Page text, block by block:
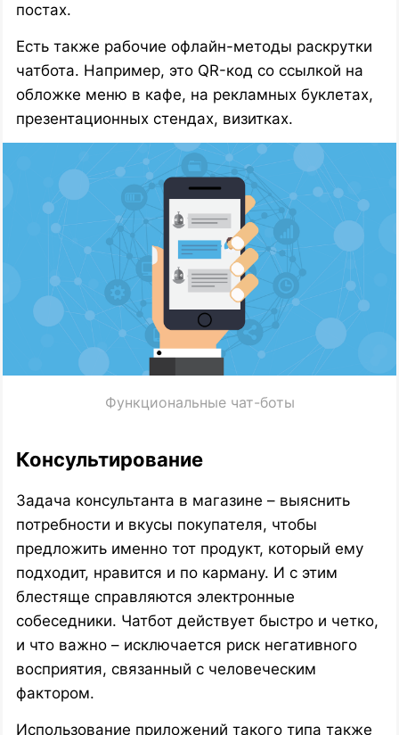
постах.
Есть также рабочие офлайн-методы раскрутки
чатбота. Например, это QR-код со ссылкой на
обложке меню в кафе, на рекламных буклетах,
презентационных стендах, визитках.
Функциональные чат-боты
Консультирование
Задача консультанта в магазине – выяснить
потребности и вкусы покупателя, чтобы
предложить именно тот продукт, который ему
подходит, нравится и по карману. И с этим
блестяще справляются электронные
собеседники. Чатбот действует быстро и четко,
и что важно – исключается риск негативного
восприятия, связанный с человеческим
фактором.
Использование приложений такого типа также